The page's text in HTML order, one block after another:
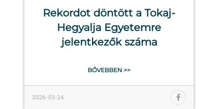
Rekordot döntött a Tokaj-
Hegyalja Egyetemre
jelentkezők száma
BŐVEBBEN >>
2026-03-24